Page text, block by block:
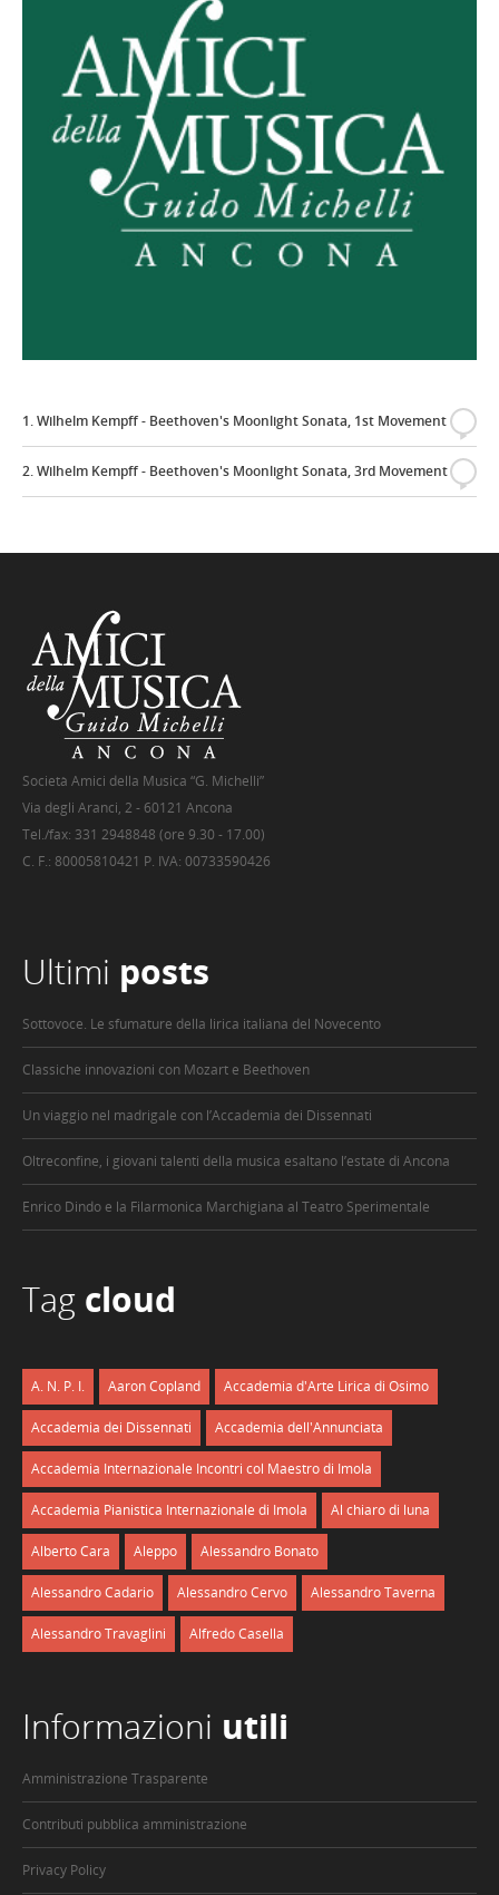
1. Wilhelm Kempff - Beethoven's Moonlight Sonata, 1st Movement
{
2. Wilhelm Kempff - Beethoven's Moonlight Sonata, 3rd Movement
{
Società Amici della Musica “G. Michelli”
Via degli Aranci, 2 - 60121 Ancona
Tel./fax: 331 2948848 (ore 9.30 - 17.00)
C. F.: 80005810421 P. IVA: 00733590426
Ultimi posts
Sottovoce. Le sfumature della lirica italiana del Novecento
Classiche innovazioni con Mozart e Beethoven
Un viaggio nel madrigale con l’Accademia dei Dissennati
Oltreconfine, i giovani talenti della musica esaltano l’estate di Ancona
Enrico Dindo e la Filarmonica Marchigiana al Teatro Sperimentale
Tag cloud
A. N. P. I. Aaron Copland Accademia d'Arte Lirica di Osimo
Accademia dei Dissennati Accademia dell'Annunciata
Accademia Internazionale Incontri col Maestro di Imola
Accademia Pianistica Internazionale di Imola Al chiaro di luna
Alberto Cara Aleppo Alessandro Bonato
Alessandro Cadario Alessandro Cervo Alessandro Taverna
Alessandro Travaglini Alfredo Casella
Informazioni utili
Amministrazione Trasparente
Contributi pubblica amministrazione
Privacy Policy